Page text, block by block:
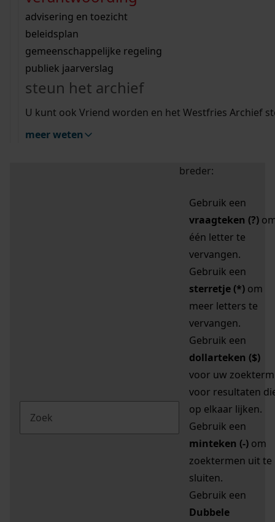
bouwvergunningen
omgevingsvergunningen
vergunningen
beeld en geluid
uitleg nodig?
Wij helpen u op weg met een aantal zoektips.
bekijk alle zoektips
Wij helpen u op weg met een aantal zoektips.
bekijk alle zoektips
bekijk ons geschiedenislokaal
advisering en toezicht
beleidsplan
gemeenschappelijke regeling
publiek jaarverslag
steun het archief
U kunt ook Vriend worden en het Westfries Archief
meer weten
zoektips
Mijn Studiezaal (inloggen)
uw zoekopdracht te
breder:
Gebruik een
vraagteken (?)
één letter te
vervangen.
Gebruik een
sterretje (*) om
meer letters te
vervangen.
Gebruik een
dollarteken ($)
voor uw zoekterm
voor resultaten
op elkaar lijken.
Gebruik een
minteken (-) om
zoektermen uit te
sluiten.
Gebruik een
Dubbele